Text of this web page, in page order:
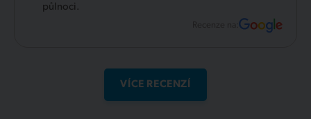
půlnoci.
Recenze na:
VÍCE RECENZÍ